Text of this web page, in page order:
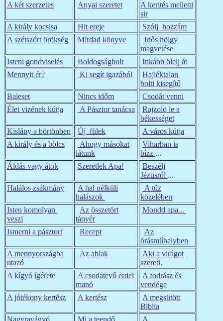
A két szerzetes
Anyai szeretet
A kerités melletti
sir
A király kocsisa
Hit ereje
Szólj hozzám
A szétszórt örökség
Mirdad könyve
Idős hölgy
magvetése
Isteni gondviselés
Boldogságbolt
Inkább ölelj át
Mennyit ér?
Ki segít igazából
Hajléktalan
bolti kisegítő
Baleset
Nincs időm
Csodát venni
Élet vizének kútja
A Pásztor tanácsa
Rajzold le a
békességet
Kislány a börtönben
Új fülek
A város kútja
A király és a bölcs
Ahogy másokat
látunk
Viharban is
bízz ...
Áldás vagy átok
Szeretlek Apa!
Beszélj
Jézusról ...
Halálos zsákmány
A hal nélküli
halászok
A tűz
közelében
Isten komolyan
veszi
Az összetört
tányér
Mondd apa...
Ismerni a pásztort Recept
Az
órásműhelyben
A mennyországba
utazó
Az ablak
Aki a virágot
szereti.
A kígyó ígérete
A csodatevő erdei
manó
A fodrász és
vendége
A jótékony kertész
A kertész
A megsütött
Biblia